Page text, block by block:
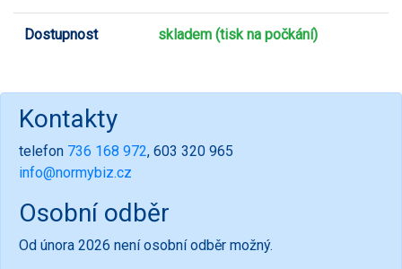
Dostupnost skladem (tisk na počkání)
Kontakty
telefon 736 168 972, 603 320 965
info@normybiz.cz
Osobní odběr
Od února 2026 není osobní odběr možný.